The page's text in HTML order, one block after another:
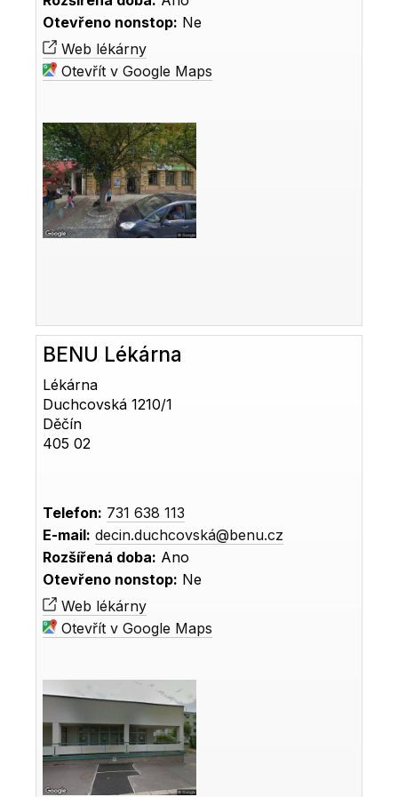
Otevřeno nonstop: Ne
Web lékárny
Otevřít v Google Maps
BENU Lékárna
Lékárna
Duchcovská 1210/1
Děčín
405 02
Telefon: 731 638 113
E-mail: decin.duchcovská@benu.cz
Rozšířená doba: Ano
Otevřeno nonstop: Ne
Web lékárny
Otevřít v Google Maps